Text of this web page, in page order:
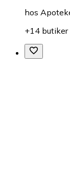
hos
+14 butiker